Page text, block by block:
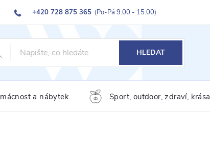
+420 728 875 365 (Po-Pá 9:00 - 15:00)
HLEDAT
a nábytek Sport, outdoor, zdraví, krása